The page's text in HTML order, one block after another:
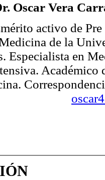
Oscar Vera
activo de
de la
Especialista en
Académico